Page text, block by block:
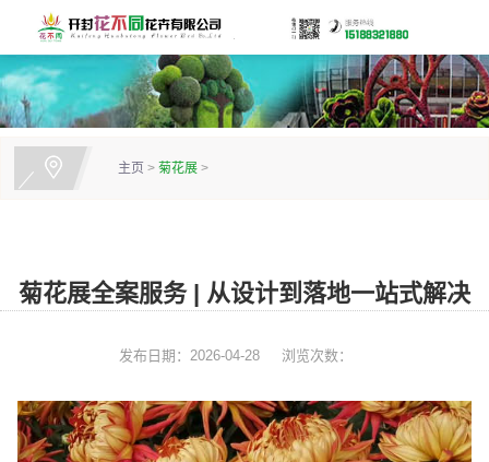
主页 > 菊花展 >
菊花展全案服务 | 从设计到落地一站式解决
发布日期：2026-04-28 浏览次数：